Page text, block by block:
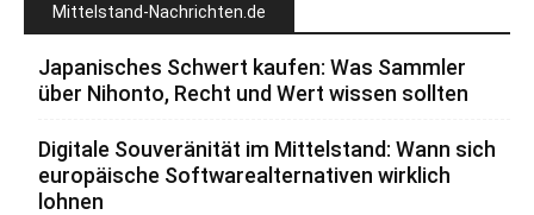
Mittelstand-Nachrichten.de
Japanisches Schwert kaufen: Was Sammler
über Nihonto, Recht und Wert wissen sollten
Digitale Souveränität im Mittelstand: Wann sich
europäische Softwarealternativen wirklich
lohnen